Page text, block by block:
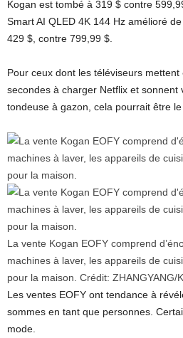
Kogan est tombé à 319 $ contre
Smart AI QLED 4K 144 Hz amélioré
429 $, contre 799,99 $.
Pour ceux dont les téléviseurs mettent
secondes à charger Netflix et sonnent
tondeuse à gazon, cela pourrait être
La vente Kogan EOFY comprend
machines à laver, les appareils de
pour la maison. Crédit: ZHANGYANG/
Les ventes EOFY ont tendance à
sommes en tant que personnes.
mode.